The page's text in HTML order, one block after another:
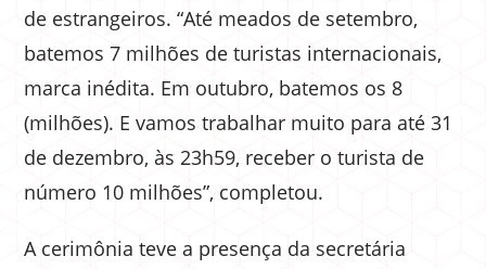
de estrangeiros. “Até meados de setembro,
batemos 7 milhões de turistas internacionais,
marca inédita. Em outubro, batemos os 8
(milhões). E vamos trabalhar muito para até 31
de dezembro, às 23h59, receber o turista de
número 10 milhões”, completou.
A cerimônia teve a presença da secretária